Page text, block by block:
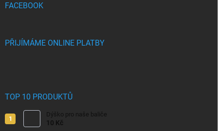
FACEBOOK
PŘIJÍMÁME ONLINE PLATBY
TOP 10 PRODUKTŮ
Dýško pro naše baliče
10 Kč